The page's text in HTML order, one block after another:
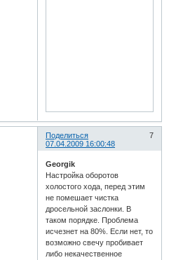
Поделиться
7
07.04.2009 16:00:48
Georgik
Настройка оборотов
холостого хода, перед этим
не помешает чистка
дросельной заслонки. В
таком порядке. Проблема
исчезнет на 80%. Если нет, то
возможно свечу пробивает
либо некачественное